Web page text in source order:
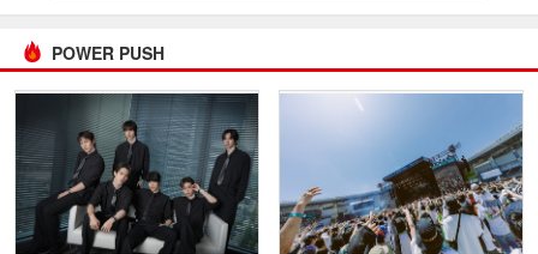
POWER PUSH